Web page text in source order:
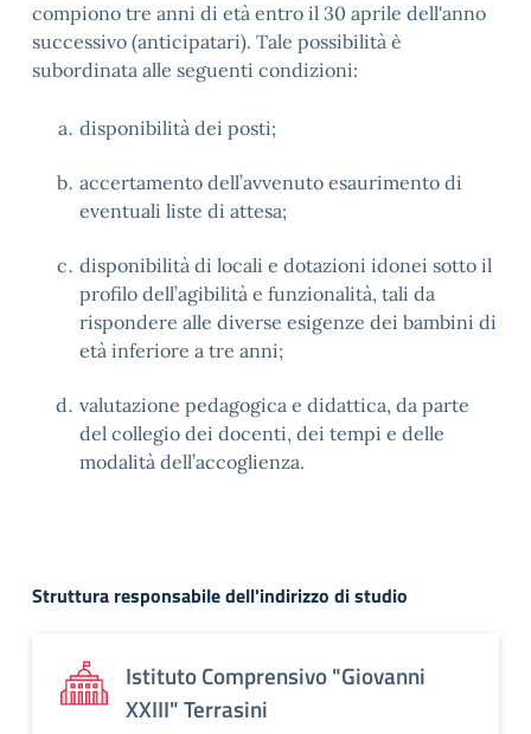
compiono tre anni di età entro il 30 aprile dell'anno
successivo (anticipatari). Tale possibilità è
subordinata alle seguenti condizioni:
disponibilità dei posti;
accertamento dell’avvenuto esaurimento di
eventuali liste di attesa;
disponibilità di locali e dotazioni idonei sotto il
profilo dell’agibilità e funzionalità, tali da
rispondere alle diverse esigenze dei bambini di
età inferiore a tre anni;
valutazione pedagogica e didattica, da parte
del collegio dei docenti, dei tempi e delle
modalità dell’accoglienza.
Struttura responsabile dell'indirizzo di studio
Istituto Comprensivo "Giovanni
XXIII" Terrasini